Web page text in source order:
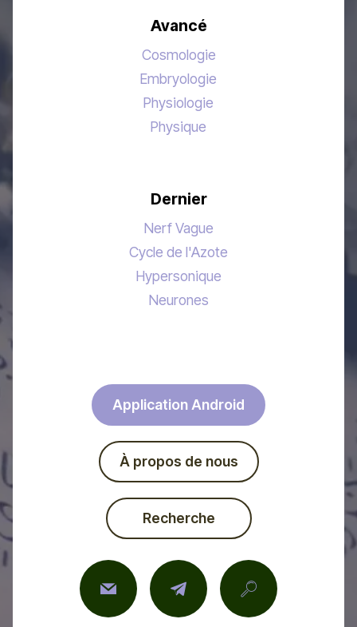
Avancé
Cosmologie
Embryologie
Physiologie
Physique
Dernier
Nerf Vague
Cycle de l'Azote
Hypersonique
Neurones
Application Android
À propos de nous
Recherche